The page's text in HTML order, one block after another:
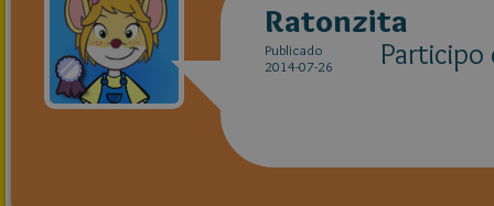
Ratonzita
Publicado
2014-07-26
Participo